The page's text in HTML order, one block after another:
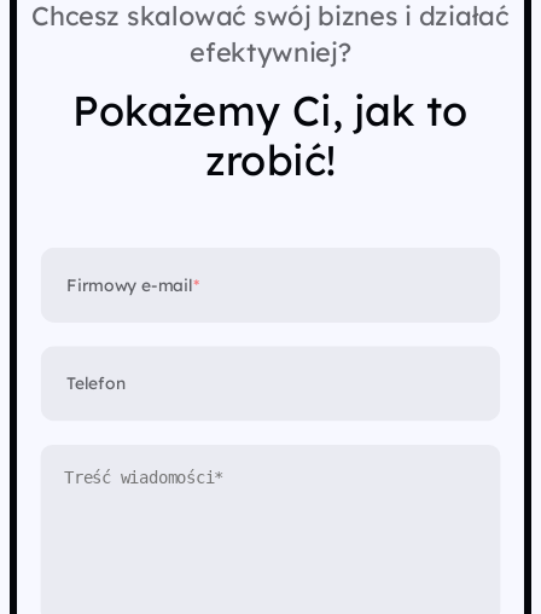
Chcesz skalować swój biznes i działać
efektywniej?
Pokażemy Ci, jak to
zrobić!
Firmowy e-mail*
Telefon